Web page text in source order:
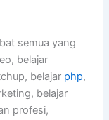
semua yang
belajar
belajar php,
belajar
profesi,